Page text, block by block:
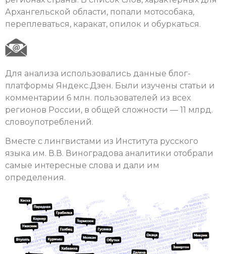
Архангельской области, попали мотособака,
переплеваться, каракат, опилок и обуркаться.
Для анализа использовались данные блог-
платформы Яндекс.Дзен. Были изучены статьи и
комментарии 6 млн. пользователей из всех
регионов России, в общей сложности — 11 млрд.
словоупотреблений.
Вместе с лингвистами из Института русского
языка им. В.В. Виноградова аналитики отобрали
самые интересные слова и дали им
определения.